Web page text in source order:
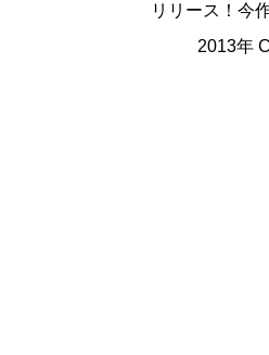
リリース！今
2013年